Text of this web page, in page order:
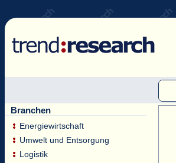
Branchen
Energiewirtschaft
Umwelt und Entsorgung
Logistik